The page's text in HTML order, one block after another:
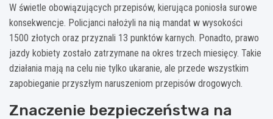
W świetle obowiązujących przepisów, kierująca poniosła surowe
konsekwencje. Policjanci nałożyli na nią mandat w wysokości
1500 złotych oraz przyznali 13 punktów karnych. Ponadto, prawo
jazdy kobiety zostało zatrzymane na okres trzech miesięcy. Takie
działania mają na celu nie tylko ukaranie, ale przede wszystkim
zapobieganie przyszłym naruszeniom przepisów drogowych.
Znaczenie bezpieczeństwa na